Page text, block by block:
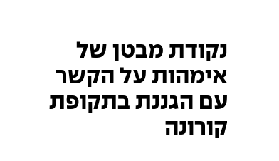
נקודת מבטן של
אימהות על הקשר
עם הגננת בתקופת
קורונה